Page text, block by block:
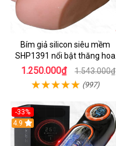
Bím giả silicon siêu mềm
SHP1391 nổi bật thăng hoa
hoàn hảo
1.250.000₫ 1.543.000₫
(997)
-33%
Hot
4.9